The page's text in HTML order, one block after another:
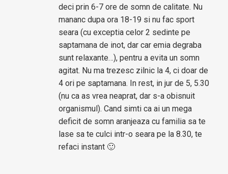
deci prin 6-7 ore de somn de calitate. Nu
mananc dupa ora 18-19 si nu fac sport
seara (cu exceptia celor 2 sedinte pe
saptamana de inot, dar car emia degraba
sunt relaxante…), pentru a evita un somn
agitat. Nu ma trezesc zilnic la 4, ci doar de
4 ori pe saptamana. In rest, in jur de 5, 5.30
(nu ca as vrea neaprat, dar s-a obisnuit
organismul). Cand simti ca ai un mega
deficit de somn aranjeaza cu familia sa te
lase sa te culci intr-o seara pe la 8.30, te
refaci instant 🙂